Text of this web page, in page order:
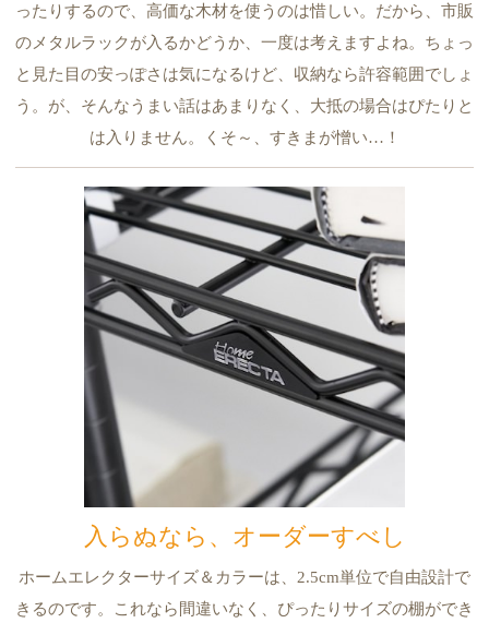
ったりするので、高価な木材を使うのは惜しい。だから、市販
のメタルラックが入るかどうか、一度は考えますよね。ちょっ
と見た目の安っぽさは気になるけど、収納なら許容範囲でしょ
う。が、そんなうまい話はあまりなく、大抵の場合はぴたりと
は入りません。くそ～、すきまが憎い…！
入らぬなら、オーダーすべし
ホームエレクターサイズ＆カラーは、2.5cm単位で自由設計で
きるのです。これなら間違いなく、ぴったりサイズの棚ができ